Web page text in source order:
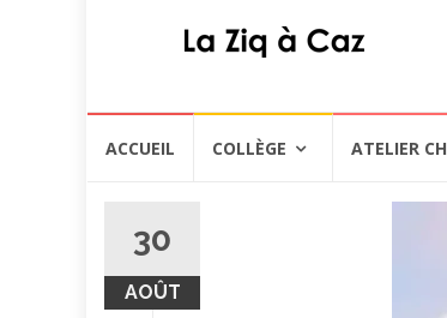
ACCUEIL COLLÈGE ATELIER
30
AOÛT